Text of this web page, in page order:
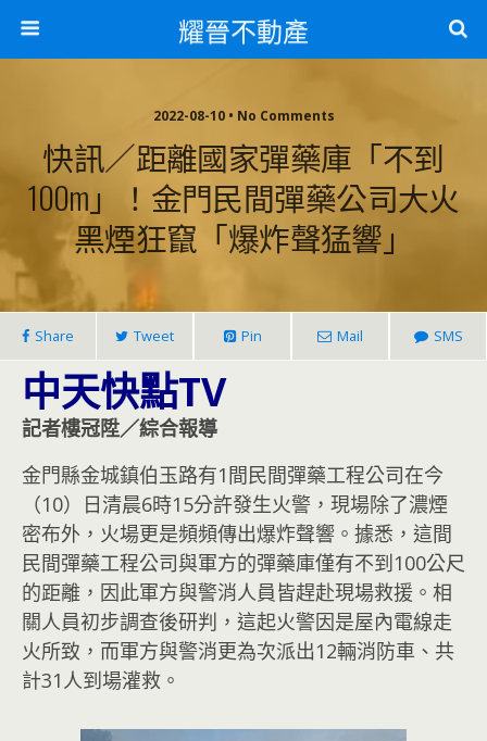
耀晉不動產
2022-08-10 • No Comments
快訊／距離國家彈藥庫「不到
100m」！金門民間彈藥公司大火
黑煙狂竄「爆炸聲猛響」
Share Tweet Pin Mail SMS
中天快點TV
記者樓冠陞／綜合報導
金門縣金城鎮伯玉路有1間民間彈藥工程公司在今
（10）日清晨6時15分許發生火警，現場除了濃煙
密布外，火場更是頻頻傳出爆炸聲響。據悉，這間
民間彈藥工程公司與軍方的彈藥庫僅有不到100公尺
的距離，因此軍方與警消人員皆趕赴現場救援。相
關人員初步調查後研判，這起火警因是屋內電線走
火所致，而軍方與警消更為次派出12輛消防車、共
計31人到場灌救。